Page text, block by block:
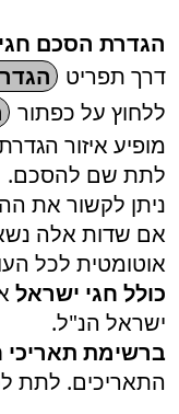
הגדרת הסכם
דרך תפריט
ללחוץ על כפתור
מופיע איזור
לתת שם להסכם.
ניתן לקשור את
אם שדות אלה
אוטומטית לכל
כולל חגי ישראל
ישראל הנ"ל.
ברשימת תאריכי
התאריכים. לתת